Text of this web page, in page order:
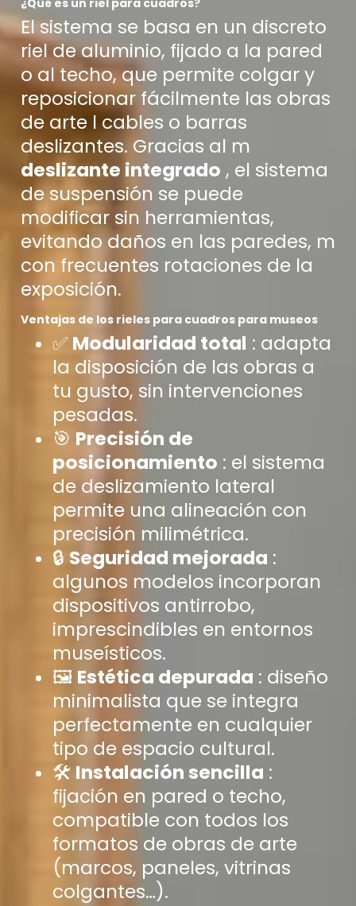
¿Qué es un riel para cuadros?
El sistema se basa en un discreto
riel de aluminio, fijado a la pared
o al techo, que permite colgar y
reposicionar fácilmente las obras
de arte l cables o barras
deslizantes. Gracias al m
deslizante integrado , el sistema
de suspensión se puede
modificar sin herramientas,
evitando daños en las paredes, m
con frecuentes rotaciones de la
exposición.
Ventajas de los rieles para cuadros para museos
✅ Modularidad total : adapta
la disposición de las obras a
tu gusto, sin intervenciones
pesadas.
🎯 Precisión de
posicionamiento : el sistema
de deslizamiento lateral
permite una alineación con
precisión milimétrica.
🔒 Seguridad mejorada :
algunos modelos incorporan
dispositivos antirrobo,
imprescindibles en entornos
museísticos.
🖼️ Estética depurada : diseño
minimalista que se integra
perfectamente en cualquier
tipo de espacio cultural.
🛠️ Instalación sencilla :
fijación en pared o techo,
compatible con todos los
formatos de obras de arte
(marcos, paneles, vitrinas
colgantes…).